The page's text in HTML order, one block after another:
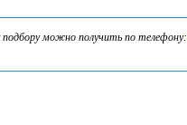
можно получить по телефону: